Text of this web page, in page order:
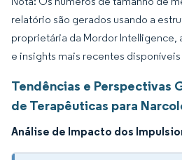
relatório são gerados usando a
proprietária da Mordor Intelligence,
e insights mais recentes disponíveis
Tendências e Perspectivas
de Terapêuticas para
Análise de Impacto dos